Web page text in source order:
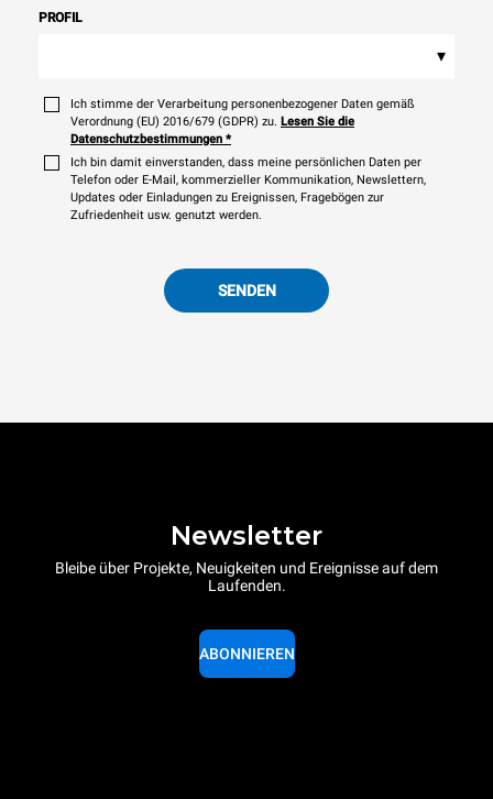
PROFIL
▾
Ich stimme der Verarbeitung personenbezogener Daten gemäß
Verordnung (EU) 2016/679 (GDPR) zu. Lesen Sie die
Datenschutzbestimmungen *
Ich bin damit einverstanden, dass meine persönlichen Daten per
Telefon oder E-Mail, kommerzieller Kommunikation, Newslettern,
Updates oder Einladungen zu Ereignissen, Fragebögen zur
Zufriedenheit usw. genutzt werden.
SENDEN
Newsletter
Bleibe über Projekte, Neuigkeiten und Ereignisse auf dem
Laufenden.
ABONNIEREN